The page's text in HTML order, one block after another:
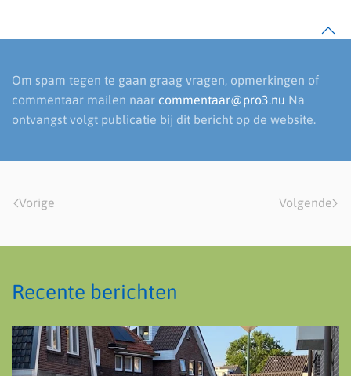
Om spam tegen te gaan graag vragen, opmerkingen of
commentaar mailen naar commentaar@pro3.nu Na
ontvangst volgt publicatie bij dit bericht op de website.
Vorige Volgende
Recente berichten